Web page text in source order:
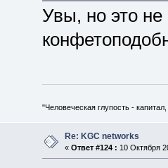
Увы, но это
"Человеческая глупость -
Re: KGC networks
« Ответ #124 : 10 Октября